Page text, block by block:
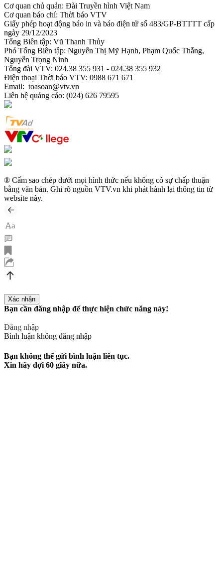
Cơ quan chủ quản: Đài Truyền hình Việt Nam
Cơ quan báo chí: Thời báo VTV
Giấy phép hoạt động báo in và báo điện tử số 483/GP-BTTTT cấp
ngày 29/12/2023
Tổng Biên tập: Vũ Thanh Thủy
Phó Tổng Biên tập: Nguyễn Thị Mỹ Hạnh, Phạm Quốc Thắng,
Nguyễn Trọng Ninh
Tổng đài VTV: 024.38 355 931 - 024.38 355 932
Ðiện thoại Thời báo VTV: 0988 671 671
Email: toasoan@vtv.vn
Liên hệ quảng cáo: (024) 626 79595
® Cấm sao chép dưới mọi hình thức nếu không có sự chấp thuận
bằng văn bản. Ghi rõ nguồn VTV.vn khi phát hành lại thông tin từ
website này.
Bạn cần đăng nhập để thực hiện chức năng này!
Đăng nhập
Bình luận không đăng nhập
Bạn không thể gửi bình luận liên tục.
Xin hãy đợi 60 giây nữa.